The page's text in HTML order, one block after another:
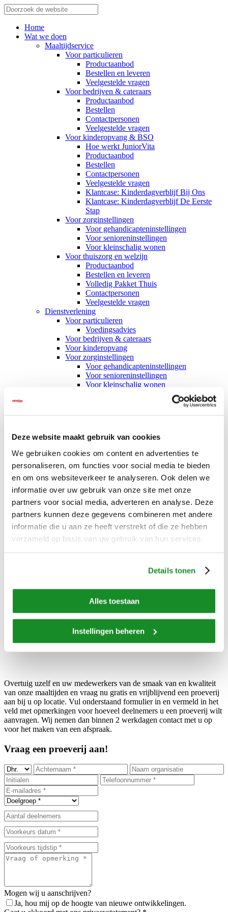
Deze website maakt gebruik van cookies
We gebruiken cookies om content en advertenties te
personaliseren, om functies voor social media te bieden
en om ons websiteverkeer te analyseren. Ook delen we
informatie over uw gebruik van onze site met onze
partners voor social media, adverteren en analyse. Deze
partners kunnen deze gegevens combineren met andere
informatie die u aan ze heeft verstrekt of die ze hebben
verzameld op basis van uw gebruik van hun services.
Details tonen
Alles toestaan
Instellingen beheren
Home
Wat we doen
Maaltijdservice
Voor particulieren
Productaanbod
Bestellen en leveren
Veelgestelde vragen
Voor bedrijven & cateraars
Productaanbod
Bestellen
Contactpersonen
Veelgestelde vragen
Voor kinderopvang & BSO
Hoe werkt JuniorVita
Productaanbod
Bestellen
Contactpersonen
Veelgestelde vragen
Klantcase: Kinderdagverblijf Bij Ons
Klantcase: Kinderdagverblijf De Eerste
Stap
Voor zorginstellingen
Voor gehandicapteninstellingen
Voor senioreninstellingen
Voor kleinschalig wonen
Voor thuiszorg en welzijn
Productaanbod
Bestellen en leveren
Volledig Pakket Thuis
Contactpersonen
Veelgestelde vragen
Dienstverlening
Voor particulieren
Voedingsadvies
Voor bedrijven & cateraars
Voor kinderopvang
Voor zorginstellingen
Voor gehandicapteninstellingen
Voor senioreninstellingen
Voor kleinschalig wonen
Kinderopvang
Bedrijven & cateraars
Referenties
Over ons
Onze organisatie
Waar staan we voor
Geschiedenis
Werken bij
Nieuws
Vernieuwd assortiment JuniorVita en Multi Plus
Nieuwe winVitalis bijgerechten
Vriesvers vs vers
Vraag een proeverij aan
Overtuig uzelf en uw medewerkers van de smaak van en kwaliteit
van onze maaltijden en vraag nu gratis en vrijblijvend een proeverij
aan bij u op locatie. Vul onderstaand formulier in en vermeld in het
veld met opmerkingen voor hoeveel deelnemers u een proeverij wilt
aanvragen. Wij nemen dan binnen 2 werkdagen contact met u op
voor het maken van een afspraak.
Vraag een proeverij aan!
Mogen wij u aanschrijven?
Ja, hou mij op de hoogte van nieuwe ontwikkelingen.